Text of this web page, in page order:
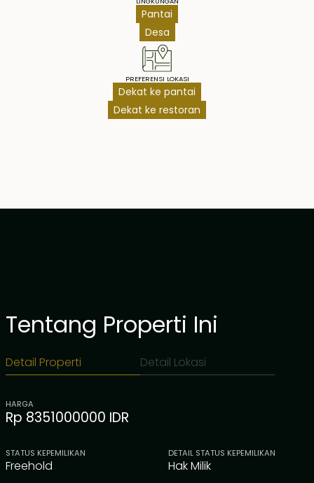
Pantai
Desa
PREFERENSI LOKASI
Dekat ke pantai
Dekat ke restoran
Tentang Properti Ini
Detail Properti Detail Lokasi
HARGA
Rp 8351000000 IDR
STATUS KEPEMILIKAN
Freehold
DETAIL STATUS KEPEMILIKAN
Hak Milik